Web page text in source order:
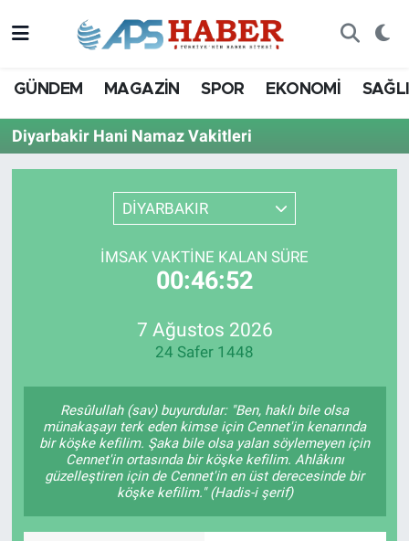
GÜNDEM MAGAZİN SPOR EKONOMİ
Diyarbakir Hani Namaz Vakitleri
DİYARBAKIR
İMSAK VAKTINE KALAN SÜRE
00:46:52
7 Ağustos 2026
24 Safer 1448
Resûlullah (sav) buyurdular: "Ben, haklı bile olsa
münakaşayı terk eden kimse için Cennet'in kenarında
bir köşke kefilim. Şaka bile olsa yalan söylemeyen için
Cennet'in ortasında bir köşke kefilim. Ahlâkını
güzelleştiren için de Cennet'in en üst derecesinde bir
köşke kefilim." (Hadis-i şerif)